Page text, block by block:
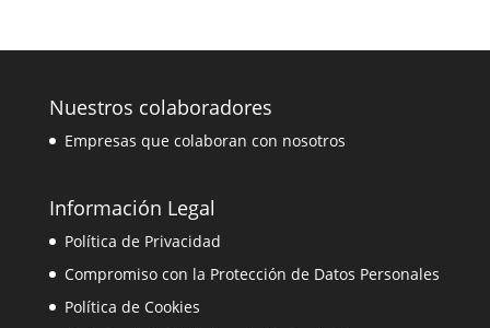
Nuestros colaboradores
Empresas que colaboran con nosotros
Información Legal
Política de Privacidad
Compromiso con la Protección de Datos Personales
Política de Cookies